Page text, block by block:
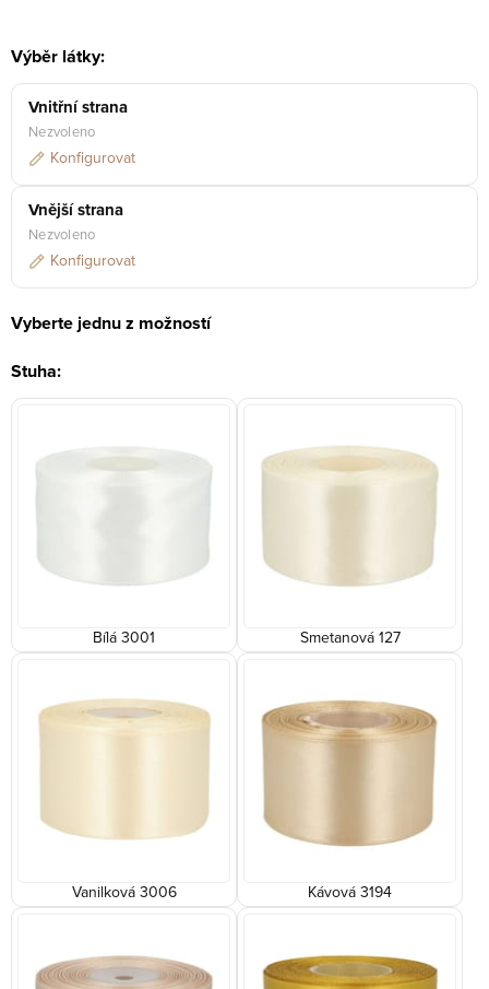
Výběr látky:
Vnitřní strana
Nezvoleno
Konfigurovat
Vnější strana
Nezvoleno
Konfigurovat
Vyberte jednu z možností
Stuha:
Bílá 3001 Smetanová 127
Vanilková 3006 Kávová 3194